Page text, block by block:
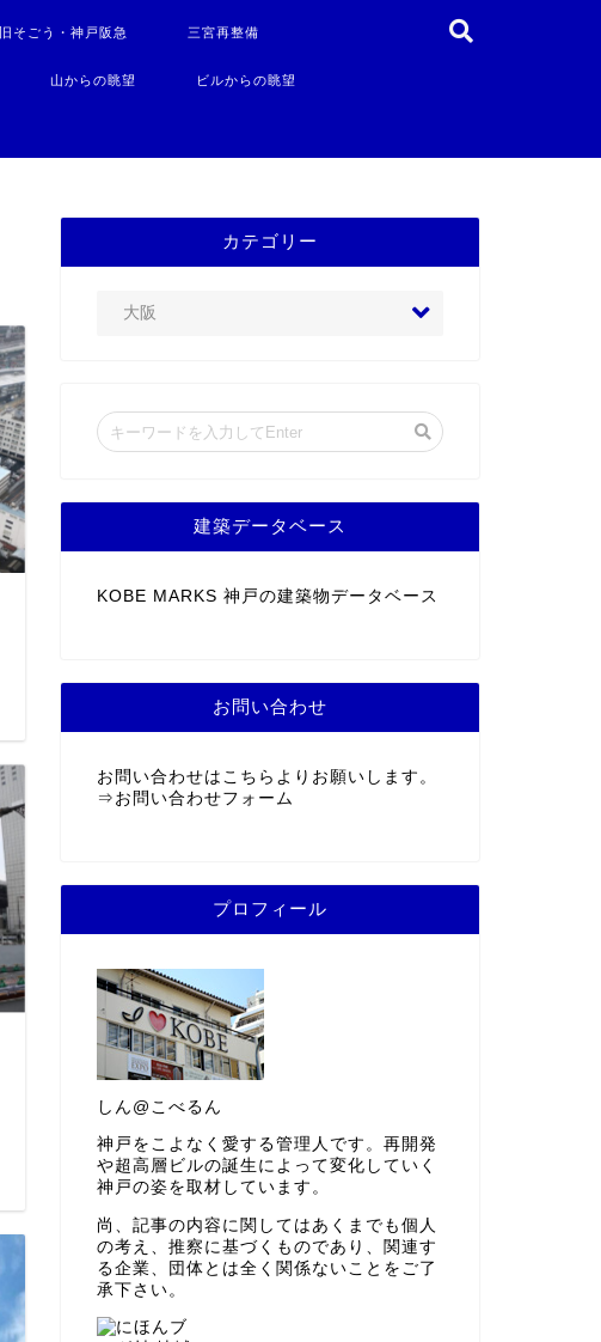
旧そごう・神戸阪急 三宮再整備
山からの眺望 ビルからの眺望
カテゴリー
建築データベース
KOBE MARKS 神戸の建築物データベース
お問い合わせ
お問い合わせはこちらよりお願いします。
⇒ お問い合わせフォーム
プロフィール
しん@こべるん
神戸をこよなく愛する管理人です。再開発
や超高層ビルの誕生によって変化していく
神戸の姿を取材しています。
尚、記事の内容に関してはあくまでも個人
の考え、推察に基づくものであり、関連す
る企業、団体とは全く関係ないことをご了
承下さい。